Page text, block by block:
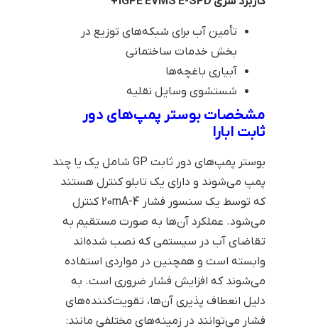
تأمین آب برای شبکه‌های توزیع در
بخش خدمات ساختمانی
آبیاری باغچه‌ها
شستشوی وسایل نقلیه
مشخصات بوستر پمپ‌های دور
ثابت ابارا
بوستر پمپ‌های دور ثابت GP شامل یک یا چند
پمپ می‌شوند و دارای یک تابلو کنترل هستند
که توسط یک سنسور فشار 4-20mA کنترل
می‌شود. عملکرد آن‌ها به صورت مستقیم به
تقاضای آب در سیستمی که نصب شده‌اند
وابسته است و همچنین در مواردی استفاده
می‌شوند که افزایش فشار ضروری است. به
دلیل انعطاف پذیری آن‌ها، تقویت‌کننده‌های
فشار می‌توانند در زمینه‌های مختلفی مانند: